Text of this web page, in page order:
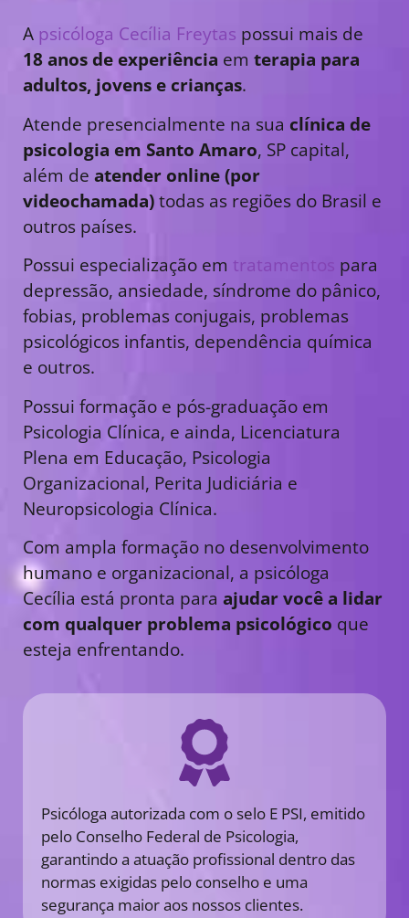
A psicóloga Cecília Freytas possui mais de
18 anos de experiência em terapia para
adultos, jovens e crianças.
Atende presencialmente na sua clínica de
psicologia em Santo Amaro, SP capital,
além de atender online (por
videochamada)todas as regiões do Brasil e
outros países.
Possui especialização em tratamentos para
depressão, ansiedade, síndrome do pânico,
fobias, problemas conjugais, problemas
psicológicos infantis, dependência química
e outros.
Possui formação e pós-graduação em
Psicologia Clínica, e ainda, Licenciatura
Plena em Educação, Psicologia
Organizacional, Perita Judiciária e
Neuropsicologia Clínica.
Com ampla formação no desenvolvimento
humano e organizacional, a psicóloga
Cecília está pronta para ajudar você a lidar
com qualquer problema psicológico que
esteja enfrentando.
Psicóloga autorizada com o selo E PSI, emitido
pelo Conselho Federal de Psicologia,
garantindo a atuação profissional dentro das
normas exigidas pelo conselho e uma
segurança maior aos nossos clientes.